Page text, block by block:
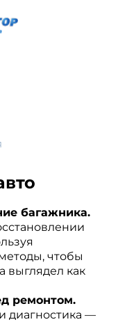
багажника.
чтобы
выглядел как
ремонтом.
диагностика —